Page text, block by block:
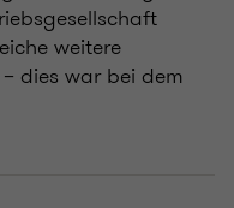
weitere
dies war bei dem